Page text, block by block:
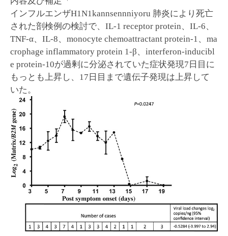
インフルエンザH1N1kannsennniyoru 肺炎により死亡
された剖検例の検討で、IL-1 receptor protein、IL-6、
TNF-α、IL-8、monocyte chemoattractant protein-1、ma
crophage inflammatory protein 1-β、interferon-inducibl
e protein-10が過剰に分泌されていた症状発現7日目に
もっとも上昇し、17日目まで遺伝子発現は上昇して
いた。